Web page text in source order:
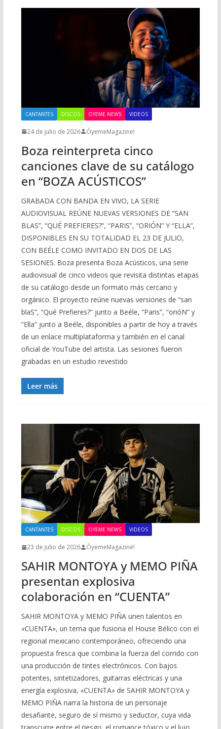
CANTANTES DISCOS OYEME NEWS VIDEOS
24 de julio de 2026 ÓyemeMagazine!
Boza reinterpreta cinco
canciones clave de su catálogo
en “BOZA ACÚSTICOS”
GRABADA CON BANDA EN VIVO, LA SERIE
AUDIOVISUAL REÚNE NUEVAS VERSIONES DE “SAN
BLAS”, “QUÉ PREFIERES?”, “PARIS”, “ORIÓN” Y “ELLA”,
DISPONIBLES EN SU TOTALIDAD EL 23 DE JULIO,
CON BEÉLE COMO INVITADO EN DOS DE LAS
SESIONES. Boza presenta Boza Acústicos, una serie
audiovisual de cinco videos que revisita distintas etapas
de su catálogo desde un formato más cercano y
orgánico. El proyecto reúne nuevas versiones de “san
blaS”, “Qué Prefieres?” junto a Beéle, “Paris”, “orióN” y
“Ella” junto a Beéle, disponibles a partir de hoy a través
de un enlace multiplataforma y también en el canal
oficial de YouTube del artista. Las sesiones fueron
grabadas en un estudio revestido
Leer más
CANTANTES DISCOS OYEME NEWS VIDEOS
23 de julio de 2026 ÓyemeMagazine!
SAHIR MONTOYA y MEMO PIÑA
presentan explosiva
colaboración en “CUENTA”
SAHIR MONTOYA y MEMO PIÑA unen talentos en
«CUENTA», un tema que fusiona el House Bélico con el
regional mexicano contemporáneo, ofreciendo una
propuesta fresca que combina la fuerza del corrido con
una producción de tintes electrónicos. Con bajos
potentes, sintetizadores, guitarras eléctricas y una
energía explosiva, «CUENTA» de SAHIR MONTOYA y
MEMO PIÑA narra la historia de un personaje
desafiante, seguro de sí mismo y seductor, cuya vida